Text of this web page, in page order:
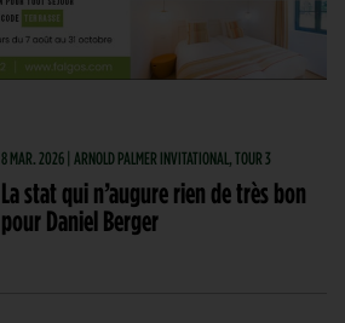
8 MAR. 2026 | ARNOLD PALMER INVITATIONAL, TOUR 3
La stat qui n’augure rien de très bon
pour Daniel Berger